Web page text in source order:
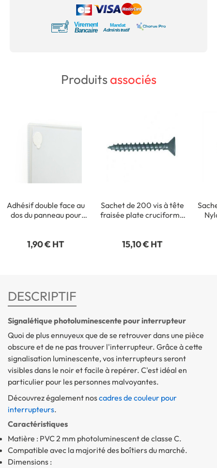
Produitsassociés
Adhésif double face au
dos du panneau pour
1,90 € HT
Sachet de 200 vis à tête
fraisée plate cruciforme
15,10 € HT
DESCRIPTIF
Signalétique photoluminescente pour interrupteur
Quoi de plus ennuyeux que de se retrouver dans une pièce
obscure et de ne pas trouver l'interrupteur. Grâce à cette
signalisation luminescente, vos interrupteurs seront
visibles dans le noir et facile à repérer. C'est idéal en
particulier pour les personnes malvoyantes.
Découvrez également noscadres de couleur pour
interrupteurs.
Caractéristiques
Matière : PVC 2 mm photoluminescent de classe C.
Compatible avec la majorité des boîtiers du marché.
Dimensions :